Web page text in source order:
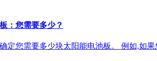
：您需要多少？
定您需要多少块太阳能电池板。 例如,如